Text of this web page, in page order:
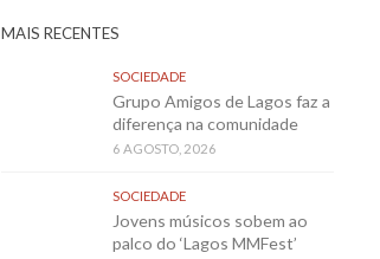
MAIS RECENTES
SOCIEDADE
Grupo Amigos de Lagos faz a
diferença na comunidade
6 AGOSTO, 2026
SOCIEDADE
Jovens músicos sobem ao
palco do ‘Lagos MMFest’